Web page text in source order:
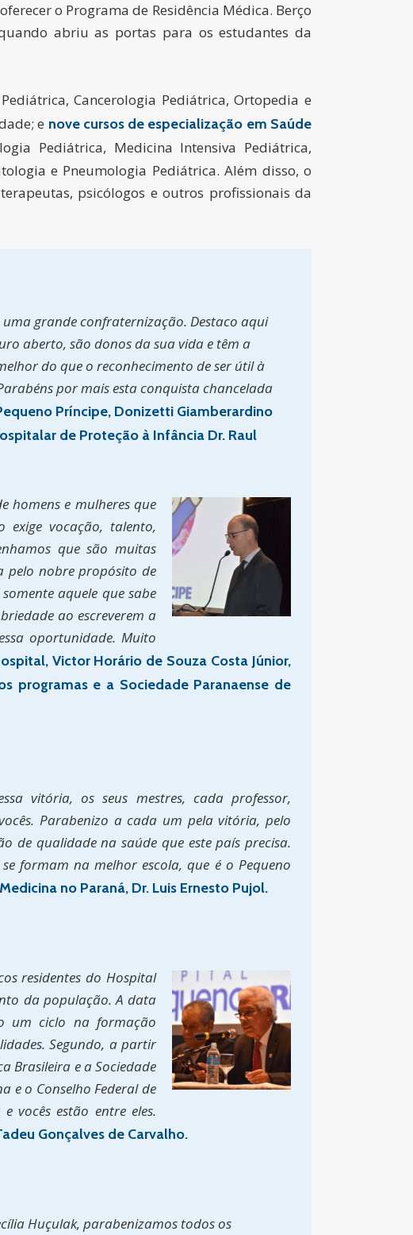
o Programa de Residência Médica. Berço
abriu as portas para os estudantes da
Cancerologia Pediátrica, Ortopedia e
e nove cursos de especialização em Saúde
Pediátrica, Medicina Intensiva Pediátrica,
e Pneumologia Pediátrica. Além disso, o
psicólogos e outros profissionais da
uma grande confraternização. Destaco aqui
aberto, são donos da sua vida e têm a
do que o reconhecimento de ser útil à
por mais esta conquista chancelada
Príncipe, Donizetti Giamberardino
de Proteção à Infância Dr. Raul
homens e mulheres que
vocação, talento,
que são muitas
pelo nobre propósito de
aquele que sabe
ao escreverem a
oportunidade. Muito
Victor Horário de Souza Costa Júnior,
programas e a Sociedade Paranaense de
vitória, os seus mestres, cada professor,
Parabenizo a cada um pela vitória, pelo
de qualidade na saúde que este país precisa.
formam na melhor escola, que é o Pequeno
no Paraná, Dr. Luis Ernesto Pujol.
residentes do Hospital
da população. A data
um ciclo na formação
Segundo, a partir
Brasileira e a Sociedade
e o Conselho Federal de
vocês estão entre eles.
Gonçalves de Carvalho.
Huçulak, parabenizamos todos os